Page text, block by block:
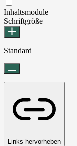
Inhaltsmodule
Schriftgröße
Standard
Links hervorheben